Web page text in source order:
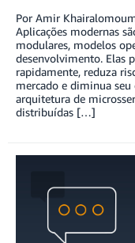
Por Amir
Aplicações modernas
modulares, modelos
desenvolvimento. Elas
rapidamente, reduza
mercado e diminua
arquitetura de
distribuídas […]